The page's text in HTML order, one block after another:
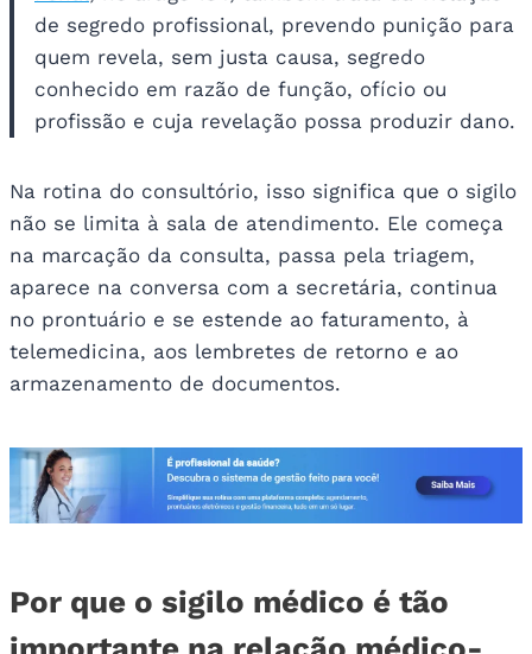
de segredo profissional, prevendo punição para
quem revela, sem justa causa, segredo
conhecido em razão de função, ofício ou
profissão e cuja revelação possa produzir dano.
Na rotina do consultório, isso significa que o sigilo
não se limita à sala de atendimento. Ele começa
na marcação da consulta, passa pela triagem,
aparece na conversa com a secretária, continua
no prontuário e se estende ao faturamento, à
telemedicina, aos lembretes de retorno e ao
armazenamento de documentos.
Por que o sigilo médico é tão